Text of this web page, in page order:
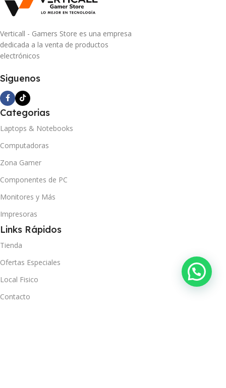
Verticall - Gamers Store es una empresa
dedicada a la venta de productos
electrónicos
Siguenos
Categorias
Laptops & Notebooks
Computadoras
Zona Gamer
Componentes de PC
Monitores y Más
Impresoras
Links Rápidos
Tienda
Ofertas Especiales
Local Fisico
Contacto